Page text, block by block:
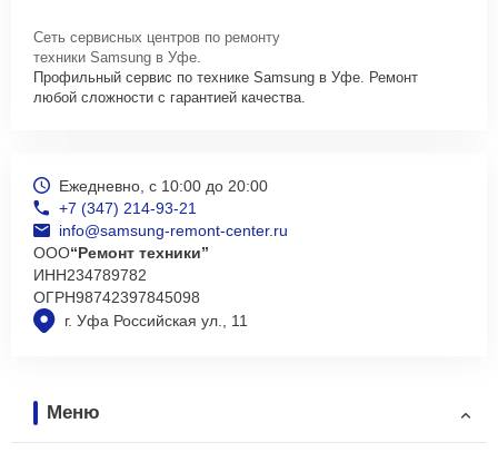
Сеть сервисных центров по ремонту
техники Samsung в Уфе.
Профильный сервис по технике Samsung в Уфе. Ремонт
любой сложности с гарантией качества.
г. Уфа Российская ул., 11
Ежедневно, с 10:00 до 20:00
+7 (347) 214-93-21
info@samsung-remont-center.ru
ООО“Ремонт техники”
ИНН234789782
ОГРН98742397845098
Меню